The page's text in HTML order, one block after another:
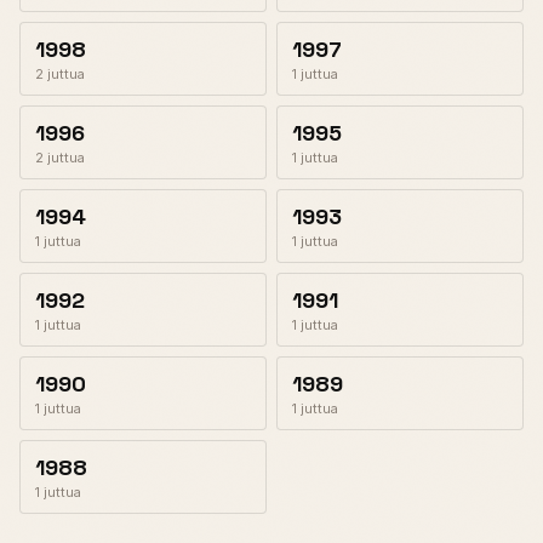
1998
2 juttua
1997
1 juttua
1996
2 juttua
1995
1 juttua
1994
1 juttua
1993
1 juttua
1992
1 juttua
1991
1 juttua
1990
1 juttua
1989
1 juttua
1988
1 juttua